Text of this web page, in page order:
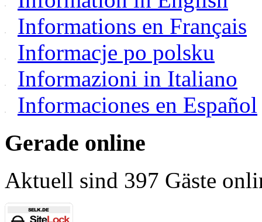
Informations en Français
Informacje po polsku
Informazioni in Italiano
Informaciones en Español
Gerade online
Aktuell sind 397 Gäste